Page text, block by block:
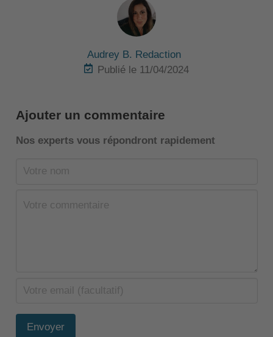
Audrey B. Redaction
Publié le 11/04/2024
Ajouter un commentaire
Nos experts vous répondront rapidement
Envoyer